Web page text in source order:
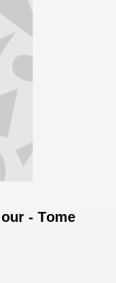
- Tome